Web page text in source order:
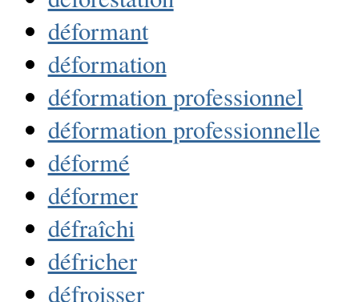
déformant
déformation
déformation professionnel
déformation professionnelle
déformé
déformer
défraîchi
défricher
défroisser